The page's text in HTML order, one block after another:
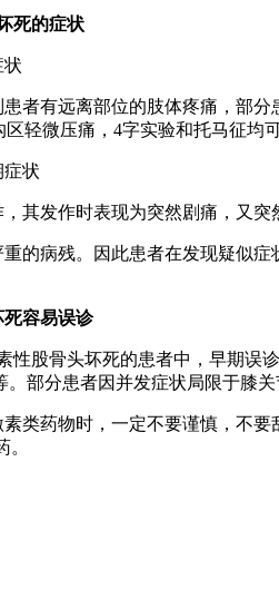
死的症状
状
者有远离部位的肢体疼痛，部
轻微压痛，4字实验和托马征均可
症状
发作时表现为突然剧痛，又突
的病残。因此患者在发现疑似
容易误诊
股骨头坏死的患者中，早期误
部分患者因并发症状局限于膝关
类药物时，一定不要谨慎，不
。